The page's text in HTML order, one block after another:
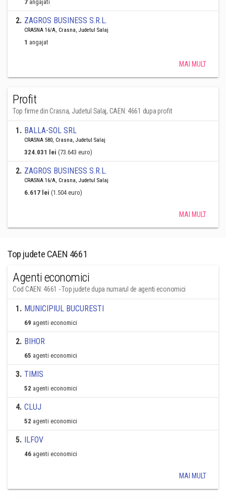
7 angajati
2. ZAGROS BUSINESS S.R.L.
CRASNA 16/A, Crasna, Judetul Salaj
1 angajat
MAI MULT
Profit
Top firme din Crasna, Judetul Salaj, CAEN: 4661 dupa profit
1. BALLA-SOL SRL
CRASNA 580, Crasna, Judetul Salaj
324.031 lei (73.643 euro)
2. ZAGROS BUSINESS S.R.L.
CRASNA 16/A, Crasna, Judetul Salaj
6.617 lei (1.504 euro)
MAI MULT
Top judete CAEN 4661
Agenti economici
Cod CAEN: 4661 - Top judete dupa numarul de agenti economici
1. MUNICIPIUL BUCURESTI
69 agenti economici
2. BIHOR
65 agenti economici
3. TIMIS
52 agenti economici
4. CLUJ
52 agenti economici
5. ILFOV
46 agenti economici
MAI MULT